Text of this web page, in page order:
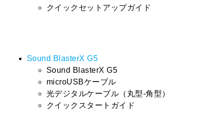
クイックセットアップガイド
Sound BlasterX G5
Sound BlasterX G5
microUSBケーブル
光デジタルケーブル（丸型-角型）
クイックスタートガイド